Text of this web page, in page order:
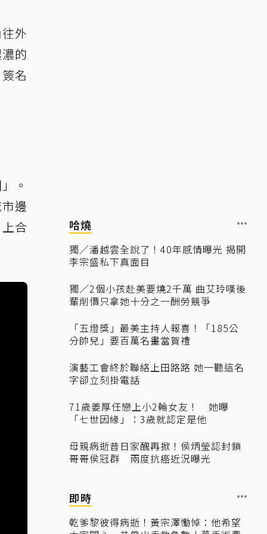
外
的
名
。
邊
合
哈燒
獨／潘越雲全說了！40年感情曝光 揭開
李宗盛私下真面目
獨／2個小孩赴美要燒2千萬 曲艾玲嘆後
輩削價只拿她十分之一酬勞競爭
「五燈獎」最美主持人報喜！「185公
分帥兒」要百萬名畫當賀禮
演藝工會終於聯絡上田路路 她一聽這名
字卻立刻掛電話
71歲姜厚任戀上小2輪女友！ 她曝
「七世因緣」：3歲就認定是他
母親病逝昔日家醜再掀！侯炳瑩認封鎖
哥哥侯冠群 兩度抗癌近況曝光
即時
乾爹黎彼得病逝！黃宗澤慟悼：他希望